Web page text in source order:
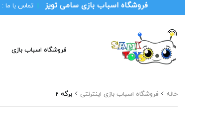
فروشگاه اسباب بازی سامی تویز | تماس با ما :
فروشگاه اسباب بازی
خانه فروشگاه اسباب بازی اینترنتی برگه 2